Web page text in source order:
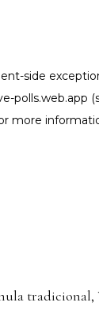
tradicional,